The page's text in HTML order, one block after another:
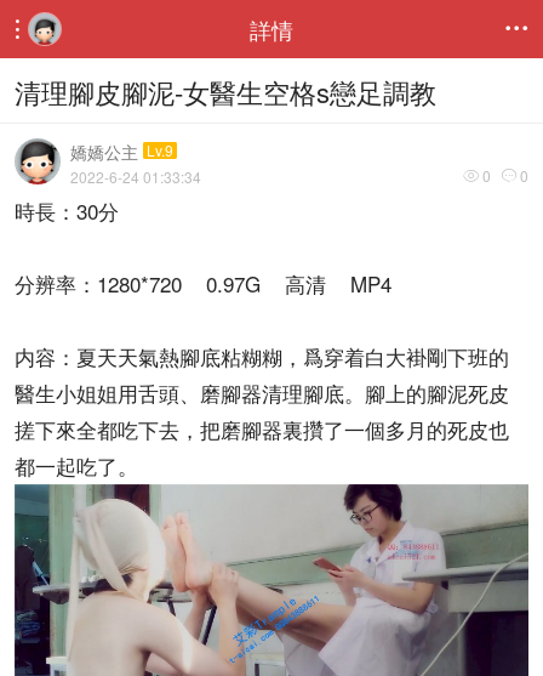
 詳情 
清理腳皮腳泥-女醫生空格s戀足調教
嬌嬌公主 Lv.9
 0  0
2022-6-24 01:33:34
時長：30分
分辨率：1280*720 0.97G 高清 MP4
内容：夏天天氣熱腳底粘糊糊，爲穿着白大褂剛下班的
醫生小姐姐用舌頭、磨腳器清理腳底。腳上的腳泥死皮
搓下來全都吃下去，把磨腳器裏攢了一個多月的死皮也
都一起吃了。